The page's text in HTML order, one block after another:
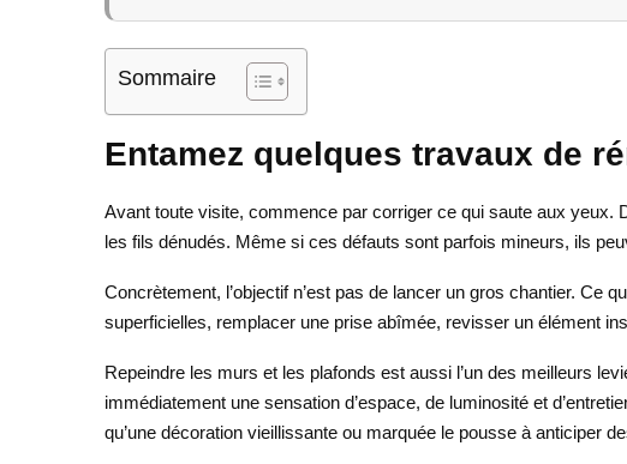
Sommaire
Entamez quelques travaux de
Avant toute visite, commence par corriger ce qui saute aux yeux.
les fils dénudés. Même si ces défauts sont parfois mineurs, ils
Concrètement, l’objectif n’est pas de lancer un gros chantier.
superficielles, remplacer une prise abîmée, revisser un élément
Repeindre les murs et les plafonds est aussi l’un des meilleurs
immédiatement une sensation d’espace, de luminosité et
qu’une décoration vieillissante ou marquée le pousse à anticiper